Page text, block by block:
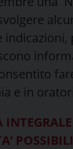
e in